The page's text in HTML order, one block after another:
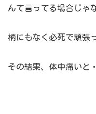
んて言ってる場合じゃ
柄にもなく必死で頑張
その結果、体中痛いと